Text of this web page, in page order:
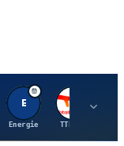
E
Energie
T
TTE.PA